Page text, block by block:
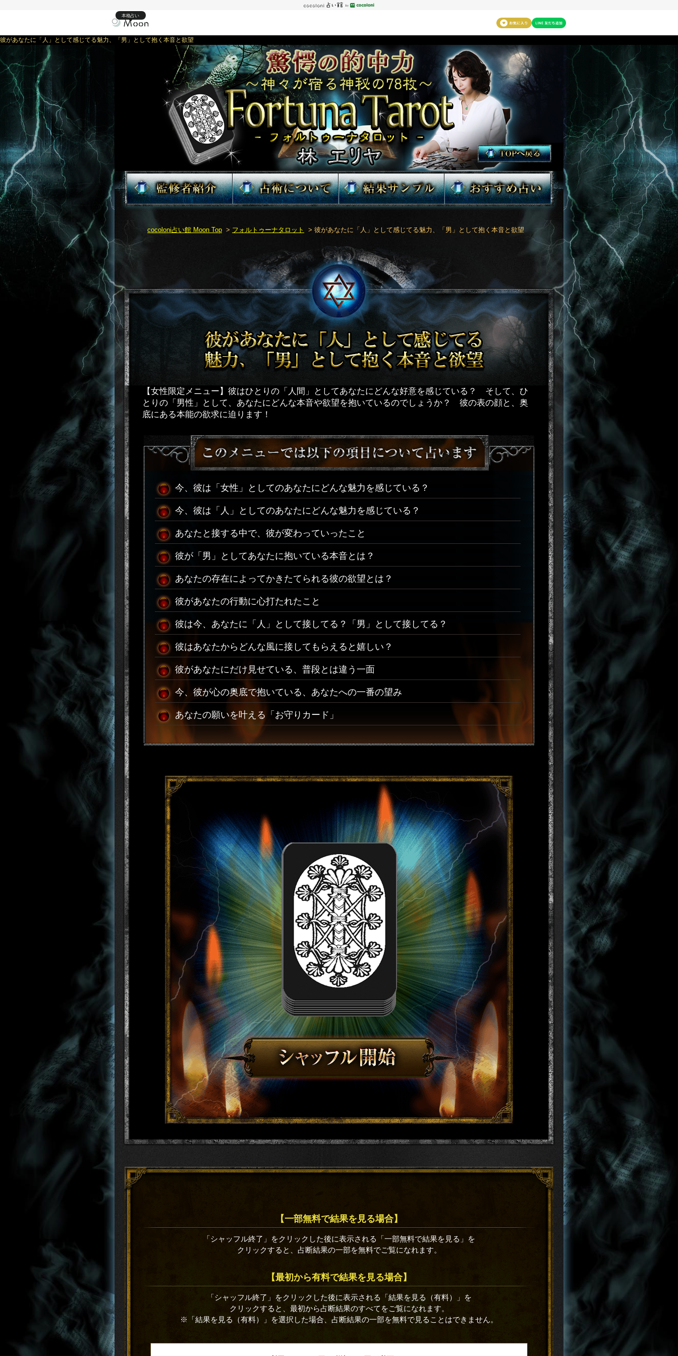
本格占い
彼があなたに「人」として感じてる魅力、「男」として抱く本音と欲望
cocoloni占い館 Moon Top > フォルトゥーナタロット > 彼があなたに「人」として感じてる魅力、「男」として抱く本音と欲望
【女性限定メニュー】彼はひとりの「人間」としてあなたにどんな好意を感じている？ そして、ひ
とりの「男性」として、あなたにどんな本音や欲望を抱いているのでしょうか？ 彼の表の顔と、奥
底にある本能の欲求に迫ります！
今、彼は「女性」としてのあなたにどんな魅力を感じている？
今、彼は「人」としてのあなたにどんな魅力を感じている？
あなたと接する中で、彼が変わっていったこと
彼が「男」としてあなたに抱いている本音とは？
あなたの存在によってかきたてられる彼の欲望とは？
彼があなたの行動に心打たれたこと
彼は今、あなたに「人」として接してる？「男」として接してる？
彼はあなたからどんな風に接してもらえると嬉しい？
彼があなたにだけ見せている、普段とは違う一面
今、彼が心の奥底で抱いている、あなたへの一番の望み
あなたの願いを叶える「お守りカード」
【一部無料で結果を見る場合】
「シャッフル終了」をクリックした後に表示される「一部無料で結果を見る」を
クリックすると、占断結果の一部を無料でご覧になれます。
【最初から有料で結果を見る場合】
「シャッフル終了」をクリックした後に表示される「結果を見る（有料）」を
クリックすると、最初から占断結果のすべてをご覧になれます。
※「結果を見る（有料）」を選択した場合、占断結果の一部を無料で見ることはできません。